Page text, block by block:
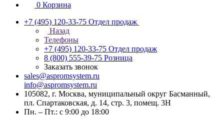
0 Корзина
+7 (495) 120-33-75 Отдел продаж
Назад
Телефоны
+7 (495) 120-33-75 Отдел продаж
8 (800) 555-39-75 Розница
Заказать звонок
sales@aspromsystem.ru
info@aspromsystem.ru
105082, г. Москва, муниципальный округ Басманный,
пл. Спартаковская, д. 14, стр. 3, помещ. 3Н
Пн. – Пт.: с 9:00 до 18:00